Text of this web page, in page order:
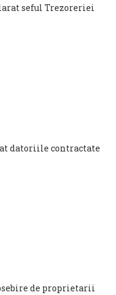
seful Trezoreriei
datoriile contractate
de proprietarii